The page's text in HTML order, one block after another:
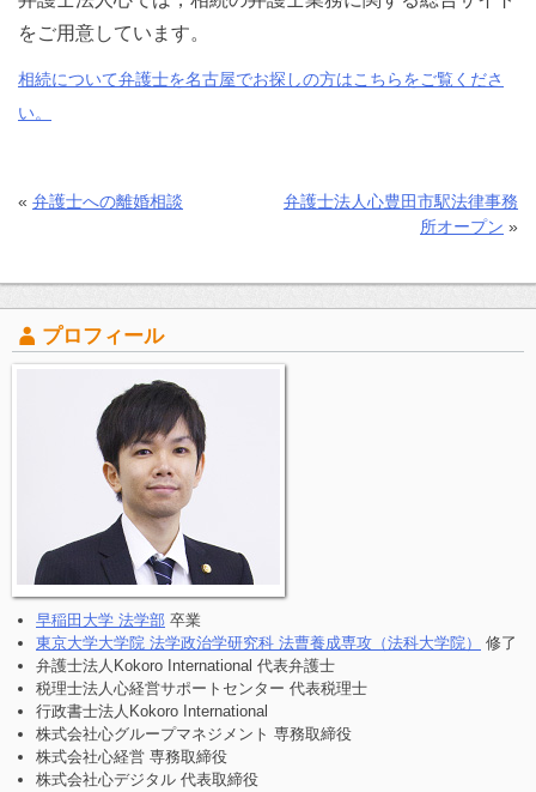
をご用意しています。
相続について弁護士を名古屋でお探しの方はこちらをご覧くださ
い。
« 弁護士への離婚相談
弁護士法人心豊田市駅法律事務
所オープン »
プロフィール
早稲田大学 法学部 卒業
東京大学大学院 法学政治学研究科 法曹養成専攻（法科大学院）
修了
弁護士法人Kokoro International 代表弁護士
税理士法人心経営サポートセンター 代表税理士
行政書士法人Kokoro International
株式会社心グループマネジメント 専務取締役
株式会社心経営 専務取締役
株式会社心デジタル 代表取締役